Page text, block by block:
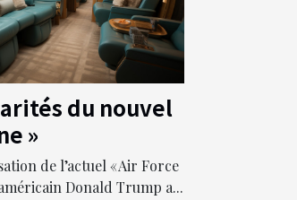
du nouvel
»
de l’actuel « Air Force
Donald Trump a...